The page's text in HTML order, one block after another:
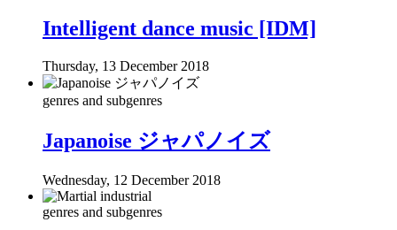
Intelligent dance music [IDM]
Thursday, 13 December 2018
genres and subgenres
Japanoise ジャパノイズ
Wednesday, 12 December 2018
genres and subgenres